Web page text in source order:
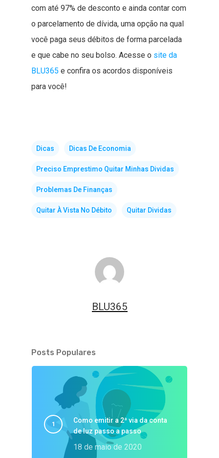
com até 97% de desconto e ainda contar com
o parcelamento de dívida, uma opção na qual
você paga seus débitos de forma parcelada
e que cabe no seu bolso. Acesse o site da
BLU365 e confira os acordos disponíveis
para você!
Dicas Dicas De Economia
Preciso Emprestimo Quitar Minhas Dividas
Problemas De Finanças
Quitar À Vista No Débito Quitar Dividas
BLU365
Posts Populares
Como emitir a 2ª via da conta
de luz passo a passo
18 de maio de 2020